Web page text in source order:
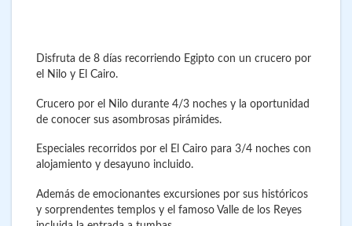
Disfruta de 8 días recorriendo Egipto con un crucero por
el Nilo y El Cairo.
Crucero por el Nilo durante 4/3 noches y la oportunidad
de conocer sus asombrosas pirámides.
Especiales recorridos por el El Cairo para 3/4 noches con
alojamiento y desayuno incluido.
Además de emocionantes excursiones por sus históricos
y sorprendentes templos y el famoso Valle de los Reyes